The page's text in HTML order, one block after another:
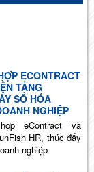
ECONTRACT
TẢNG
SỐ HÓA
NGHIỆP
eContract và
HR, thúc đẩy
nghiệp